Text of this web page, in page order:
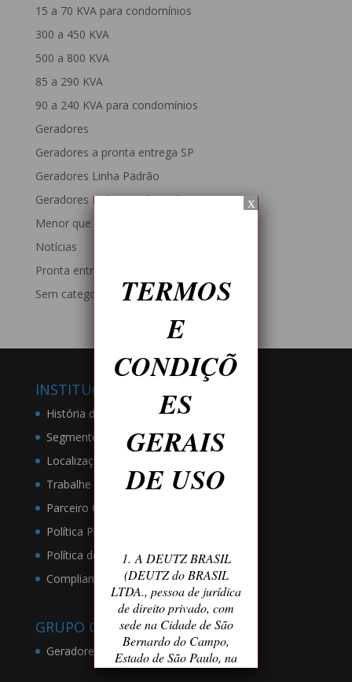
15 a 70 KVA para condomínios
300 a 450 KVA
500 a 800 KVA
85 a 290 KVA
90 a 240 KVA para condomínios
Geradores
Geradores a pronta entrega SP
Geradores Linha Padrão
Geradores Linha Residencial
Menor que 49 KVA
Notícias
Pronta entrega
Sem categoria
INSTITUCIONAL
História da Empresa
Segmento de Atuação
Localizações
Trabalhe Conosco
Parceiro Comercial Deutz
Política Privacidade
Política de Proteção de Dados
Compliance
GRUPO GERADORES
Geradores de 15 a 890kVA
TERMOS
E
CONDIÇÕ
ES
GERAIS
DE USO
1. A DEUTZ BRASIL
(DEUTZ do BRASIL
LTDA., pessoa de jurídica
de direito privado, com
sede na Cidade de São
Bernardo do Campo,
Estado de São Paulo, na
x